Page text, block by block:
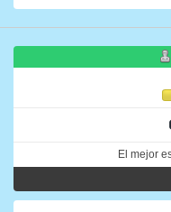
El mejor